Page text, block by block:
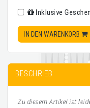
Inklusive
IN DEN WARENKORB
BESCHRIEB
Zu diesem Artikel ist